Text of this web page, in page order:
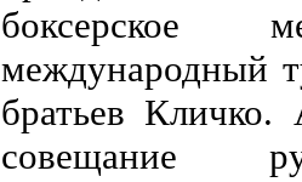
международный
братьев Кличко.
совещание